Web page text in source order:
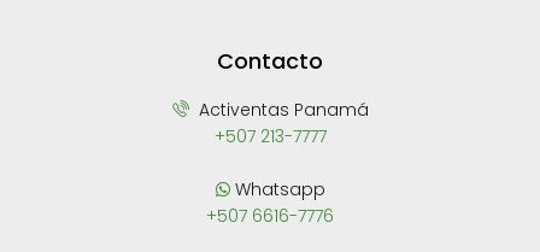
Contacto
Activentas Panamá
+507 213-7777
Whatsapp
+507 6616-7776